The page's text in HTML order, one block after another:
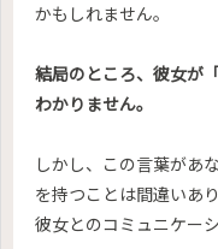
かもしれません。
結局のところ、彼女が
わかりません。
しかし、この言葉があ
を持つことは間違いあ
彼女とのコミュニケー